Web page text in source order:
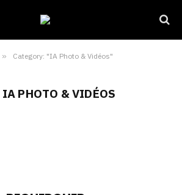
» Category: "IA Photo & Vidéos"
IA PHOTO & VIDÉOS